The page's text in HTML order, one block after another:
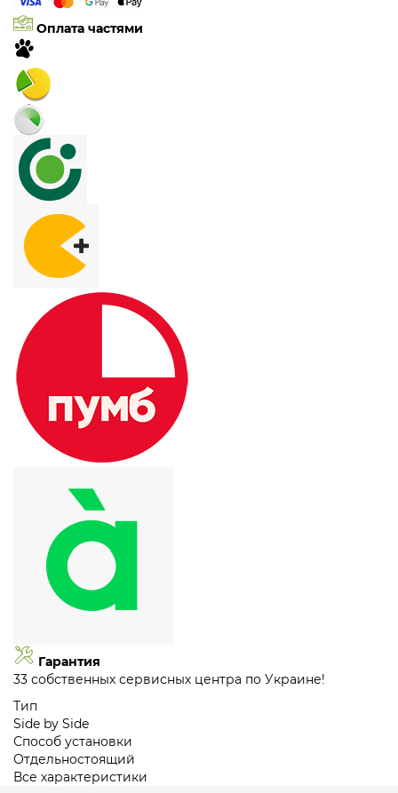
Оплата частями
Гарантия
33 собственных сервисных центра по Украине!
Тип
Side by Side
Способ установки
Отдельностоящий
Все характеристики